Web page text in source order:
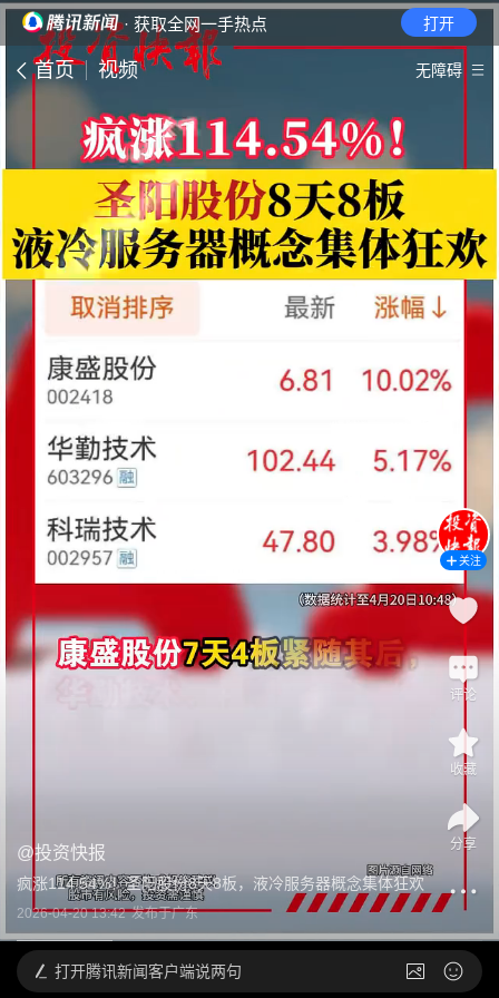
· 获取全网一手热点 打开
首页 视频 无障碍
@投资快报
疯涨114.54%！圣阳股份8天8板，液冷服务器概念集体狂欢
2026-04-20 13:42 发布于广东
关注
评论
收藏
分享
打开腾讯新闻客户端说两句